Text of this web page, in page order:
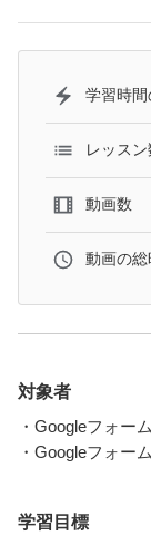
学習時
レッスン
動画数
動画の総
対象者
・Googleフォー
・Googleフォー
学習目標